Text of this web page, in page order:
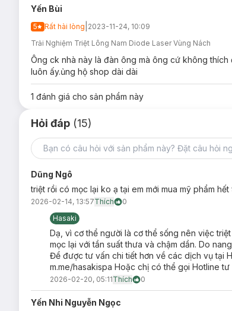
Đấng mày râu muốn trở nên gọn gàng và
Yến Bùi
5 Rất hài lòng 2023-11-24, 10:09
Trải Nghiệm Triệt Lông Nam Diode Laser Vùng Nách
Ông ck nhà này là đàn ông mà ông cứ không thích
luôn ấy.ủng hộ shop dài dài
1 đánh giá cho sản phẩm này
Hỏi đáp (15)
Dũng Ngô
triệt rồi có mọc lại ko ạ tại em mới mua mỹ phẩm
2026-02-14, 13:57Thích
0
Hasaki
Dạ, vì cơ thể người là cơ thể sống nên việc
mọc lại với tần suất thưa và chậm dần. Do
Để được tư vấn chi tiết hơn về các dịch vụ tại
m.me/hasakispa Hoặc chị có thể gọi Hotline
2026-02-20, 05:11Thích 0
Yến Nhi Nguyễn Ngọc